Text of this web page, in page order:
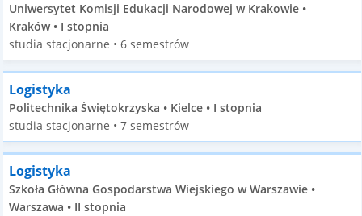
Uniwersytet Komisji Edukacji Narodowej w Krakowie •
Kraków • I stopnia
studia stacjonarne • 6 semestrów
Logistyka
Politechnika Świętokrzyska • Kielce • I stopnia
studia stacjonarne • 7 semestrów
Logistyka
Szkoła Główna Gospodarstwa Wiejskiego w Warszawie •
Warszawa • II stopnia